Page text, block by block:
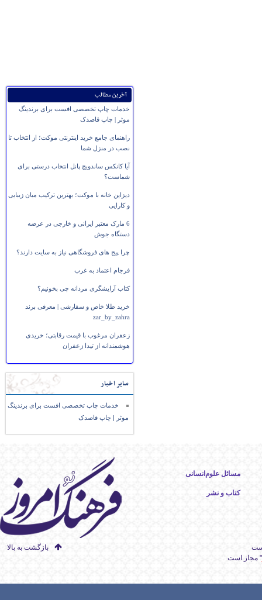
آخرین مطالب
خدمات چاپ تخصصی افست برای برندینگ
موثر | چاپ قاصدک
راهنمای جامع خرید اینترنتی موکت؛ از انتخاب تا
نصب در منزل شما
آیا کانکس ساندویچ پانل انتخاب درستی برای
شماست؟
دیزاین خانه با موکت؛ بهترین ترکیب میان زیبایی
و کارایی
6 مارک معتبر ایرانی و خارجی در عرضه
دستگاه جوش
چرا پیج های فروشگاهی نیاز به سایت دارند؟
فرجام اعتماد به غرب
کتاب آرایشگری مردانه چی بخونیم؟
خرید طلا خاص و سفارشی | معرفی برند
zar_by_zahra
زعفران مرغوب با قیمت رقابتی؛ خریدی
هوشمندانه از تیدا زعفران
سایر اخبار
خدمات چاپ تخصصی افست برای برندینگ
موثر | چاپ قاصدک
مسائل علوم‌انسانی
کتاب و نشر
بازگشت به بالا
" مجاز است